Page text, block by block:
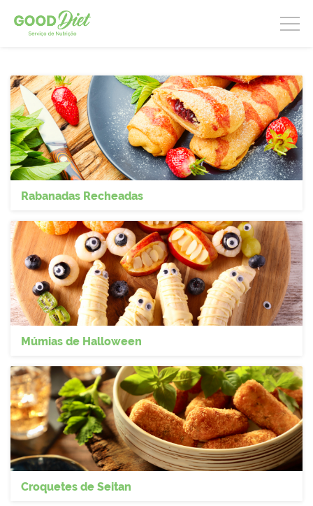
Rabanadas Recheadas
Múmias de Halloween
Croquetes de Seitan